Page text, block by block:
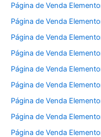
Página de Venda
Página de Venda
Página de Venda
Página de Venda
Página de Venda
Página de Venda
Página de Venda
Página de Venda
Página de Venda